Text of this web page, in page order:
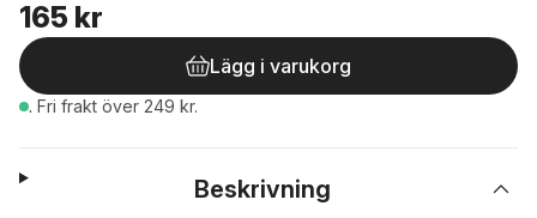
165 kr
Lägg i varukorg
. Fri frakt över 249 kr.
Beskrivning